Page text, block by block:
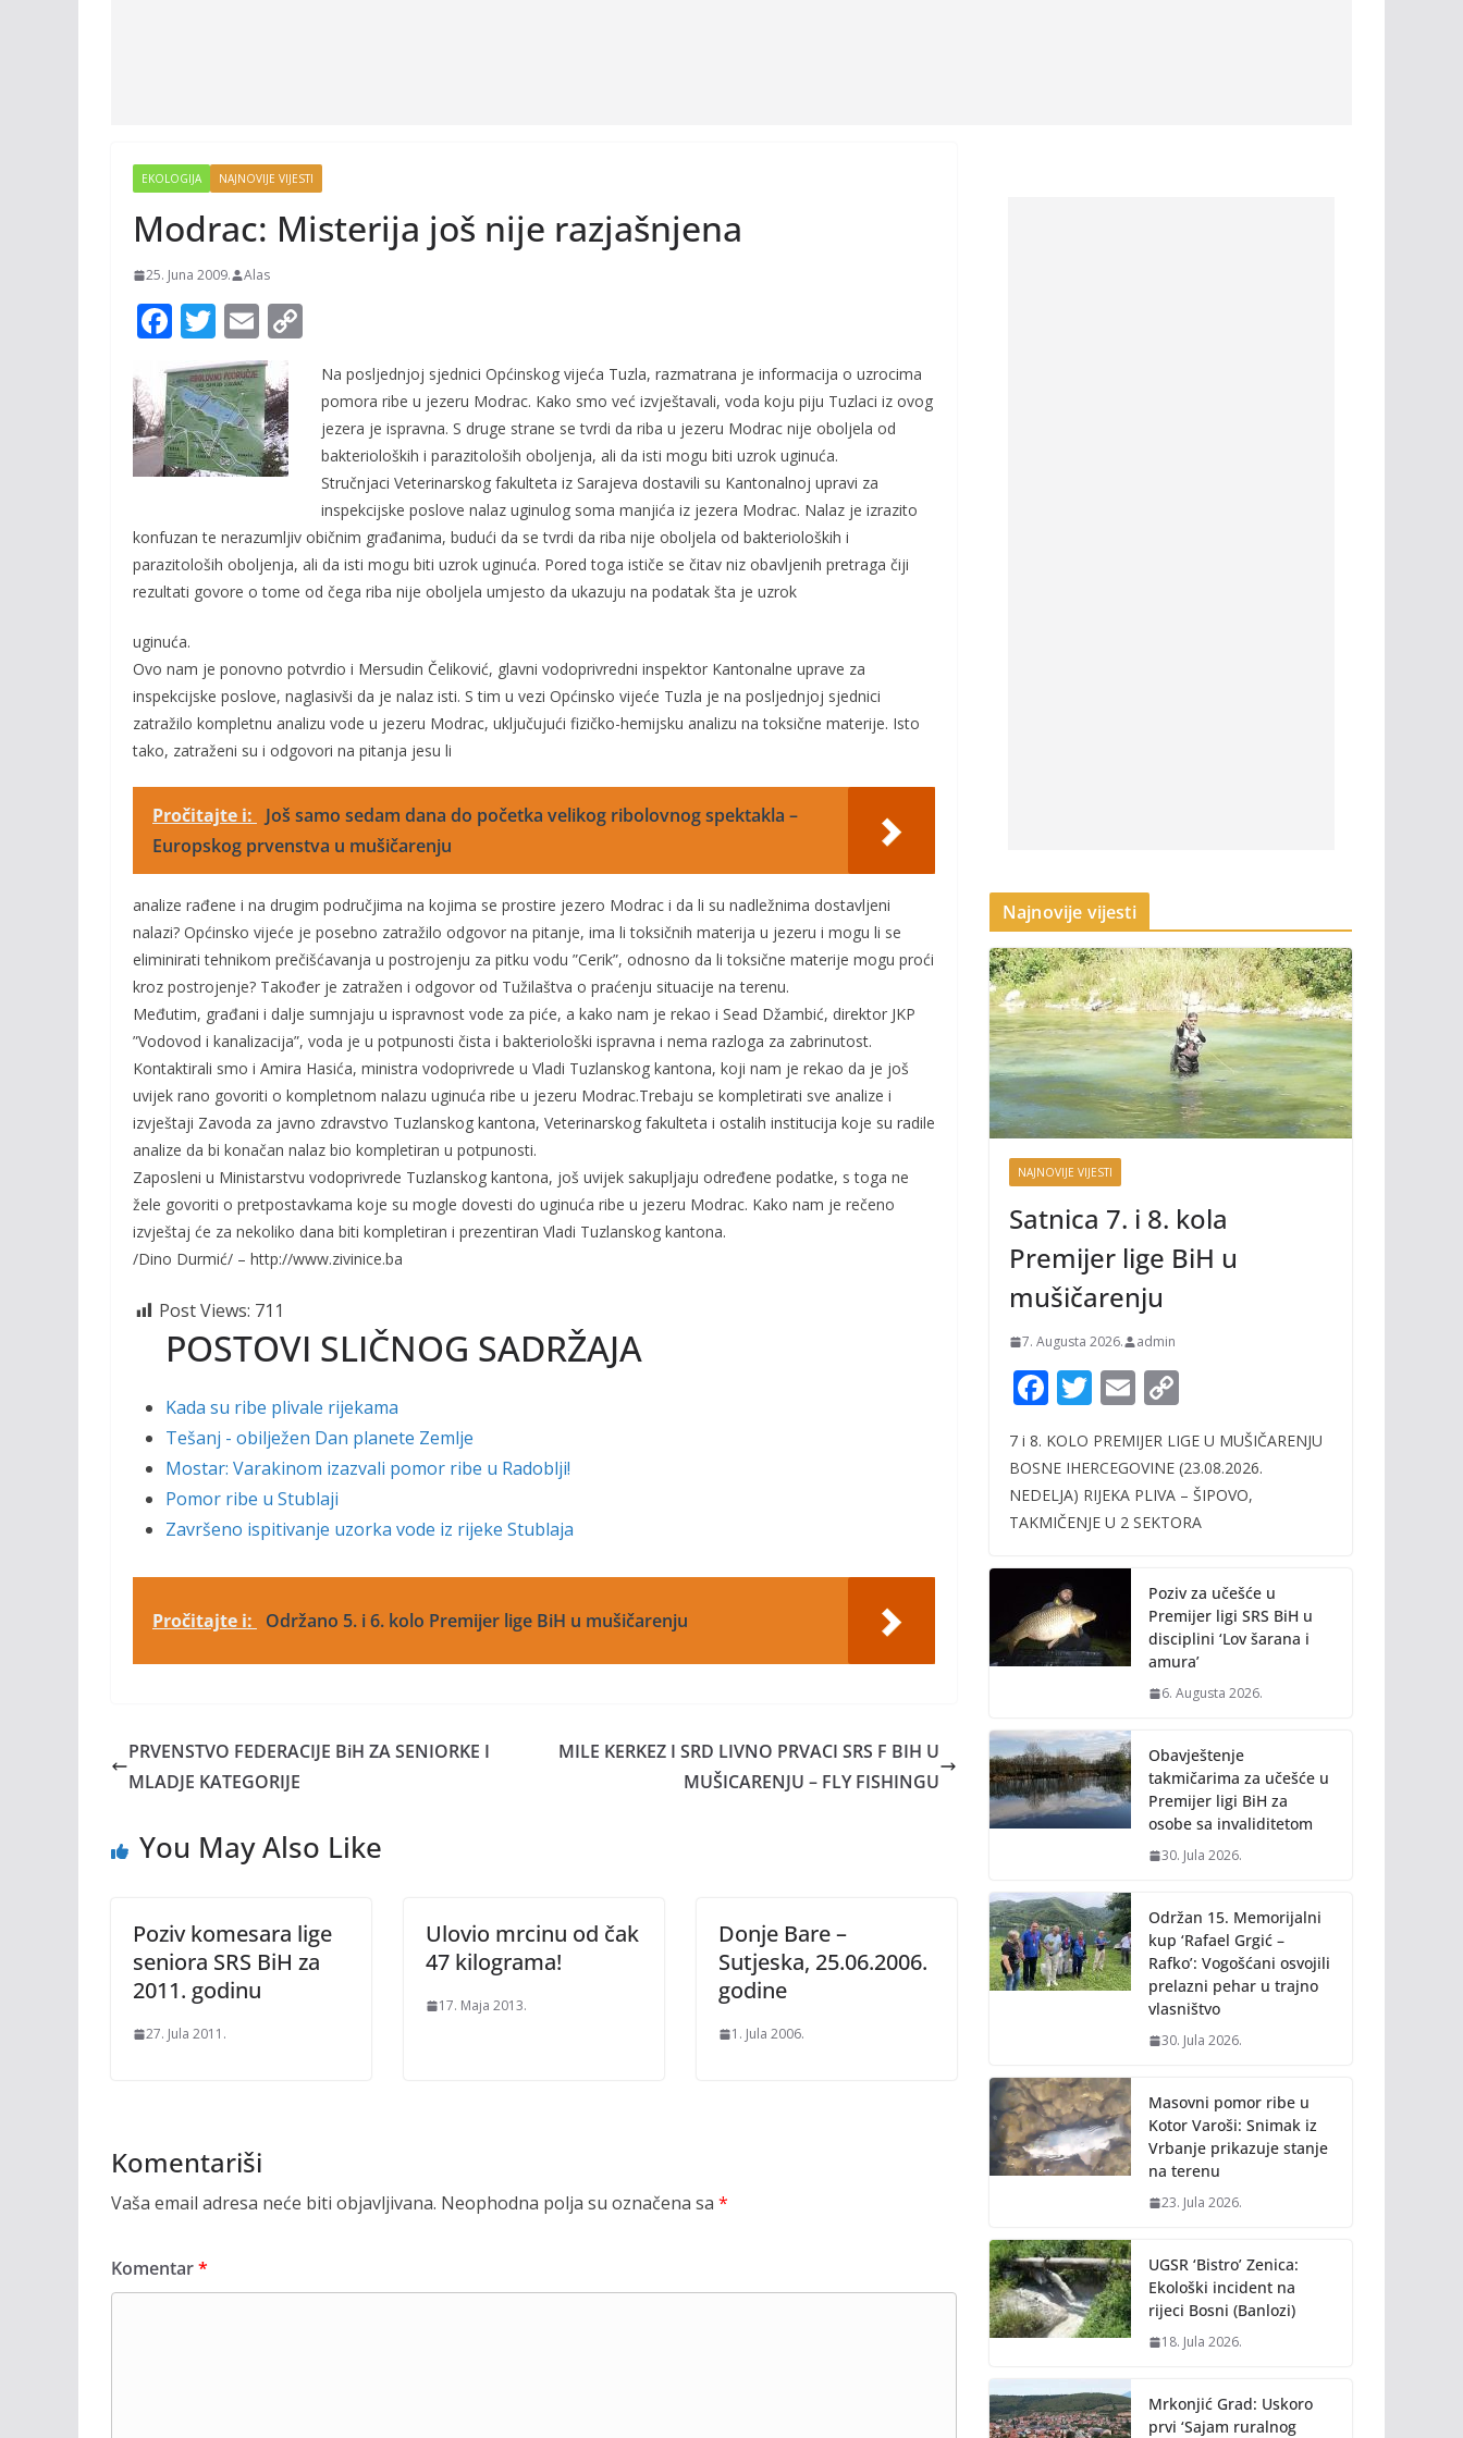
EKOLOGIJA NAJNOVIJE VIJESTI
Modrac: Misterija još nije razjašnjena
25. Juna 2009. Alas
F
ac
e
b
o
k
T
w
itt
er
E
m
ai
l
p
Li
n
k
Na posljednjoj sjednici Općinskog vijeća Tuzla, razmatrana je informacija o uzrocima
pomora ribe u jezeru Modrac. Kako smo već izvještavali, voda koju piju Tuzlaci iz ovog
jezera je ispravna. S druge strane se tvrdi da riba u jezeru Modrac nije oboljela od
bakterioloških i parazitološih oboljenja, ali da isti mogu biti uzrok uginuća.
Stručnjaci Veterinarskog fakulteta iz Sarajeva dostavili su Kantonalnoj upravi za
inspekcijske poslove nalaz uginulog soma manjića iz jezera Modrac. Nalaz je izrazito
konfuzan te nerazumljiv običnim građanima, budući da se tvrdi da riba nije oboljela od bakterioloških i
parazitološih oboljenja, ali da isti mogu biti uzrok uginuća. Pored toga ističe se čitav niz obavljenih pretraga čiji
rezultati govore o tome od čega riba nije oboljela umjesto da ukazuju na podatak šta je uzrok
uginuća.
Ovo nam je ponovno potvrdio i Mersudin Čeliković, glavni vodoprivredni inspektor Kantonalne uprave za
inspekcijske poslove, naglasivši da je nalaz isti. S tim u vezi Općinsko vijeće Tuzla je na posljednjoj sjednici
zatražilo kompletnu analizu vode u jezeru Modrac, uključujući fizičko-hemijsku analizu na toksične materije. Isto
tako, zatraženi su i odgovori na pitanja jesu li
Pročitajte i:
Još samo sedam dana do početka velikog ribolovnog spektakla –
Europskog prvenstva u mušičarenju
analize rađene i na drugim područjima na kojima se prostire jezero Modrac i da li su nadležnima dostavljeni
nalazi? Općinsko vijeće je posebno zatražilo odgovor na pitanje, ima li toksičnih materija u jezeru i mogu li se
eliminirati tehnikom prečišćavanja u postrojenju za pitku vodu ”Cerik”, odnosno da li toksične materije mogu proći
kroz postrojenje? Također je zatražen i odgovor od Tužilaštva o praćenju situacije na terenu.
Međutim, građani i dalje sumnjaju u ispravnost vode za piće, a kako nam je rekao i Sead Džambić, direktor JKP
”Vodovod i kanalizacija”, voda je u potpunosti čista i bakteriološki ispravna i nema razloga za zabrinutost.
Kontaktirali smo i Amira Hasića, ministra vodoprivrede u Vladi Tuzlanskog kantona, koji nam je rekao da je još
uvijek rano govoriti o kompletnom nalazu uginuća ribe u jezeru Modrac.Trebaju se kompletirati sve analize i
izvještaji Zavoda za javno zdravstvo Tuzlanskog kantona, Veterinarskog fakulteta i ostalih institucija koje su radile
analize da bi konačan nalaz bio kompletiran u potpunosti.
Zaposleni u Ministarstvu vodoprivrede Tuzlanskog kantona, još uvijek sakupljaju određene podatke, s toga ne
žele govoriti o pretpostavkama koje su mogle dovesti do uginuća ribe u jezeru Modrac. Kako nam je rečeno
izvještaj će za nekoliko dana biti kompletiran i prezentiran Vladi Tuzlanskog kantona.
/Dino Durmić/ – http://www.zivinice.ba
Post Views: 711
POSTOVI SLIČNOG SADRŽAJA
Kada su ribe plivale rijekama
Tešanj - obilježen Dan planete Zemlje
Mostar: Varakinom izazvali pomor ribe u Radoblji!
Pomor ribe u Stublaji
Završeno ispitivanje uzorka vode iz rijeke Stublaja
Pročitajte i: Održano 5. i 6. kolo Premijer lige BiH u mušičarenju
PRVENSTVO FEDERACIJE BiH ZA SENIORKE I
MLADJE KATEGORIJE
MILE KERKEZ I SRD LIVNO PRVACI SRS F BIH U
MUŠICARENJU – FLY FISHINGU
You May Also Like
Poziv komesara lige
seniora SRS BiH za
2011. godinu
27. Jula 2011.
Ulovio mrcinu od čak
47 kilograma!
17. Maja 2013.
Donje Bare –
Sutjeska, 25.06.2006.
godine
1. Jula 2006.
Komentariši
Vaša email adresa neće biti objavljivana. Neophodna polja su označena sa *
Komentar*
Najnovije vijesti
NAJNOVIJE VIJESTI
Satnica 7. i 8. kola
Premijer lige BiH u
mušičarenju
7. Augusta 2026. admin
F
e
b
o
o
k
T
itt
er
E
ai
l
p
y
Li
k
7 i 8. KOLO PREMIJER LIGE U MUŠIČARENJU
BOSNE IHERCEGOVINE (23.08.2026.
NEDELJA) RIJEKA PLIVA – ŠIPOVO,
TAKMIČENJE U 2 SEKTORA
Poziv za učešće u
Premijer ligi SRS BiH u
disciplini ‘Lov šarana i
amura’
6. Augusta 2026.
Obavještenje
takmičarima za učešće u
Premijer ligi BiH za
osobe sa invaliditetom
30. Jula 2026.
Održan 15. Memorijalni
kup ‘Rafael Grgić –
Rafko’: Vogošćani osvojili
prelazni pehar u trajno
vlasništvo
30. Jula 2026.
Masovni pomor ribe u
Kotor Varoši: Snimak iz
Vrbanje prikazuje stanje
na terenu
23. Jula 2026.
UGSR ‘Bistro’ Zenica:
Ekološki incident na
rijeci Bosni (Banlozi)
18. Jula 2026.
Mrkonjić Grad: Uskoro
prvi ‘Sajam ruralnog